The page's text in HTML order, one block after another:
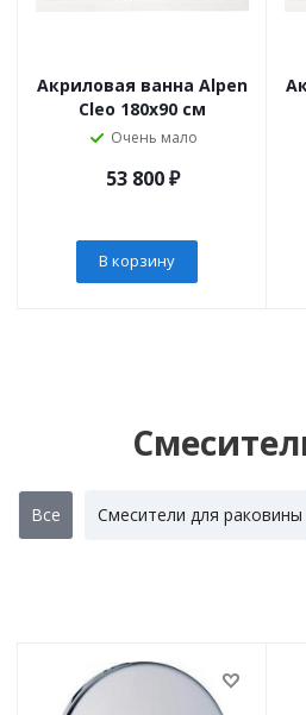
Акриловая ванна Alpen
Cleo 180x90 см
Очень мало
53 800₽
В корзину
Все Смесители для раковины